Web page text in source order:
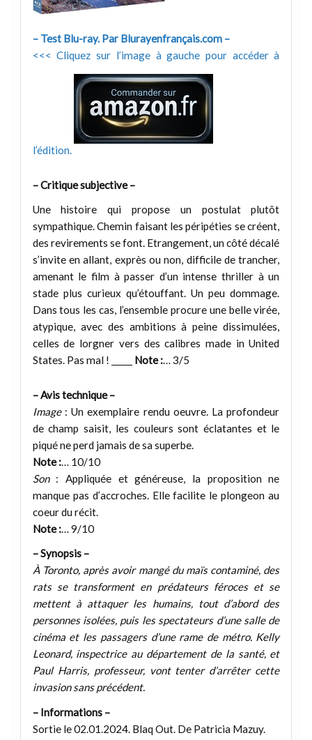
– Test Blu-ray. Par Blurayenfrançais.com –
<<< Cliquez sur l’image à gauche pour accéder à
l’édition.
– Critique subjective –
Une histoire qui propose un postulat plutôt
sympathique. Chemin faisant les péripéties se créent,
des revirements se font. Etrangement, un côté décalé
s’invite en allant, exprès ou non, difficile de trancher,
amenant le film à passer d’un intense thriller à un
stade plus curieux qu’étouffant. Un peu dommage.
Dans tous les cas, l’ensemble procure une belle virée,
atypique, avec des ambitions à peine dissimulées,
celles de lorgner vers des calibres made in United
States. Pas mal ! _____ Note :… 3/5
– Avis technique –
Image: Un exemplaire rendu oeuvre. La profondeur
de champ saisit, les couleurs sont éclatantes et le
piqué ne perd jamais de sa superbe.
Note :… 10/10
Son: Appliquée et généreuse, la proposition ne
manque pas d’accroches. Elle facilite le plongeon au
coeur du récit.
Note :… 9/10
– Synopsis –
À Toronto, après avoir mangé du maïs contaminé, des
rats se transforment en prédateurs féroces et se
mettent à attaquer les humains, tout d’abord des
personnes isolées, puis les spectateurs d’une salle de
cinéma et les passagers d’une rame de métro. Kelly
Leonard, inspectrice au département de la santé, et
Paul Harris, professeur, vont tenter d’arrêter cette
invasion sans précédent.
– Informations –
Sortie le 02.01.2024. Blaq Out. De Patricia Mazuy.